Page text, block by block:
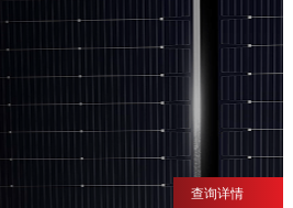
查询详情